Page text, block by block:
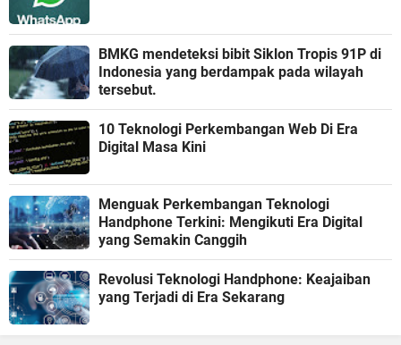
BMKG mendeteksi bibit Siklon Tropis 91P di
Indonesia yang berdampak pada wilayah
tersebut.
10 Teknologi Perkembangan Web Di Era
Digital Masa Kini
Menguak Perkembangan Teknologi
Handphone Terkini: Mengikuti Era Digital
yang Semakin Canggih
Revolusi Teknologi Handphone: Keajaiban
yang Terjadi di Era Sekarang